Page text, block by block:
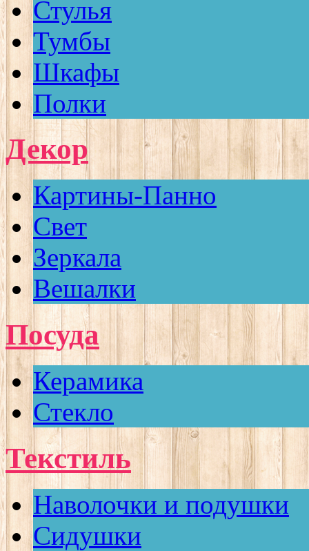
Стулья
Тумбы
Шкафы
Полки
Декор
Картины-Панно
Свет
Зеркала
Вешалки
Посуда
Керамика
Стекло
Текстиль
Наволочки и подушки
Сидушки